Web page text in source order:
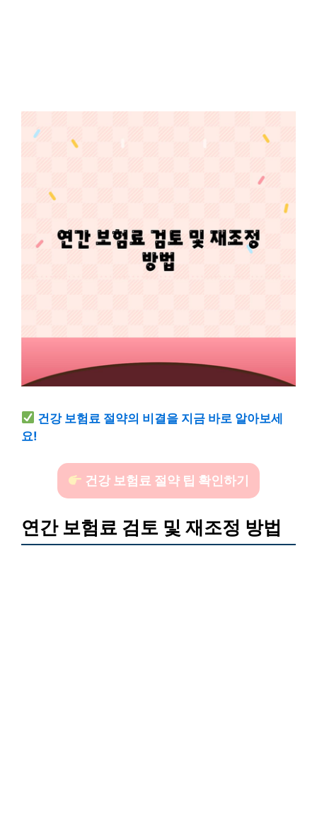
건강 보험료 절약의 비결을 지금 바로 알아보세
요!
건강 보험료 절약 팁 확인하기
연간 보험료 검토 및 재조정 방법